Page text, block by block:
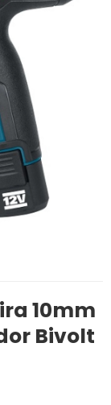
10mm
Bivolt